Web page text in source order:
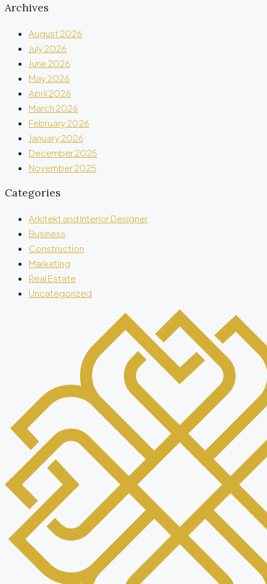
Archives
August 2026
July 2026
June 2026
May 2026
April 2026
March 2026
February 2026
January 2026
December 2025
November 2025
Categories
Arkitekt and Interior Designer
Business
Construction
Marketing
Real Estate
Uncategorized